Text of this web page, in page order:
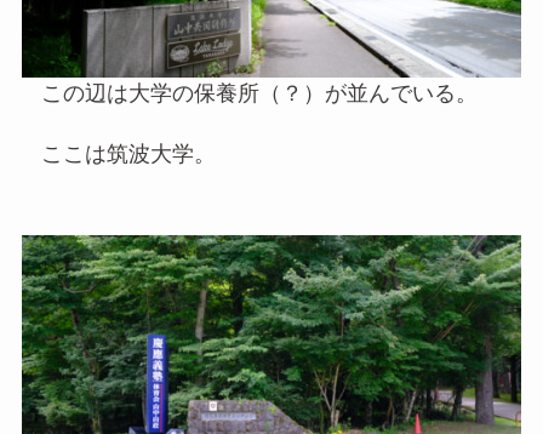
この辺は大学の保養所（？）が並んでいる。
ここは筑波大学。